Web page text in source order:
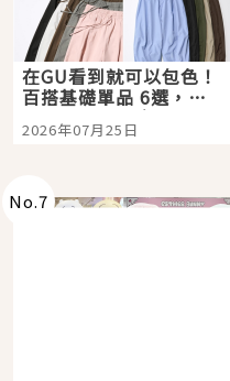
在GU看到就可以包色！
百搭基礎單品 6選，閉
眼全收也不心疼
2026年07月25日
No.7